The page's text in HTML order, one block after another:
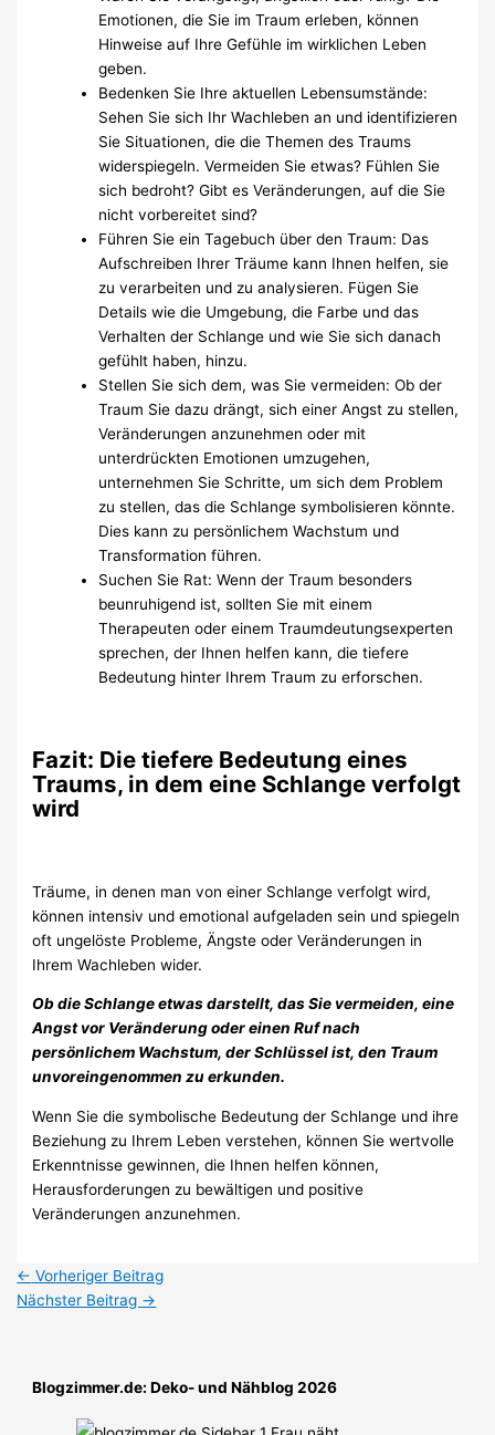
Emotionen, die Sie im Traum erleben, können
Hinweise auf Ihre Gefühle im wirklichen Leben
geben.
Bedenken Sie Ihre aktuellen Lebensumstände:
Sehen Sie sich Ihr Wachleben an und identifizieren
Sie Situationen, die die Themen des Traums
widerspiegeln. Vermeiden Sie etwas? Fühlen Sie
sich bedroht? Gibt es Veränderungen, auf die Sie
nicht vorbereitet sind?
Führen Sie ein Tagebuch über den Traum: Das
Aufschreiben Ihrer Träume kann Ihnen helfen, sie
zu verarbeiten und zu analysieren. Fügen Sie
Details wie die Umgebung, die Farbe und das
Verhalten der Schlange und wie Sie sich danach
gefühlt haben, hinzu.
Stellen Sie sich dem, was Sie vermeiden: Ob der
Traum Sie dazu drängt, sich einer Angst zu stellen,
Veränderungen anzunehmen oder mit
unterdrückten Emotionen umzugehen,
unternehmen Sie Schritte, um sich dem Problem
zu stellen, das die Schlange symbolisieren könnte.
Dies kann zu persönlichem Wachstum und
Transformation führen.
Suchen Sie Rat: Wenn der Traum besonders
beunruhigend ist, sollten Sie mit einem
Therapeuten oder einem Traumdeutungsexperten
sprechen, der Ihnen helfen kann, die tiefere
Bedeutung hinter Ihrem Traum zu erforschen.
Fazit: Die tiefere Bedeutung eines
Traums, in dem eine Schlange verfolgt
wird
Träume, in denen man von einer Schlange verfolgt wird,
können intensiv und emotional aufgeladen sein und spiegeln
oft ungelöste Probleme, Ängste oder Veränderungen in
Ihrem Wachleben wider.
Ob die Schlange etwas darstellt, das Sie vermeiden, eine
Angst vor Veränderung oder einen Ruf nach
persönlichem Wachstum, der Schlüssel ist, den Traum
unvoreingenommen zu erkunden.
Wenn Sie die symbolische Bedeutung der Schlange und ihre
Beziehung zu Ihrem Leben verstehen, können Sie wertvolle
Erkenntnisse gewinnen, die Ihnen helfen können,
Herausforderungen zu bewältigen und positive
Veränderungen anzunehmen.
← Vorheriger Beitrag
Nächster Beitrag →
Blogzimmer.de: Deko- und Nähblog 2026